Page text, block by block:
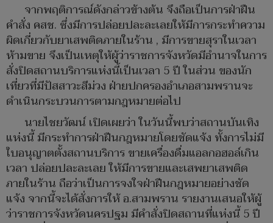
จากพฤติการณ์ดังกล่าวข้างต้น จึงถือเป็นการฝ่าฝืน
คำสั่ง คสช. ซึ่งมีการปล่อยปละละเลยให้มีการกระทำความ
ผิดเกี่ยวกับยาเสพติดภายในร้าน , มีการขายสุราในเวลา
ห้ามขาย จึงเป็นเหตุให้ผู้ว่าราชการจังหวัดมีอำนาจในการ
สั่งปิดสถานบริการแห่งนี้เป็นเวลา 5 ปี ในส่วน ของนัก
เที่ยวที่มีปัสสาวะสีม่วง ฝ่ายปกครองอำเภอสามพรานจะ
ดำเนินกระบวนการตามกฎหมายต่อไป
นายไชยวัฒน์ เปิดเผยว่า ในวันนี้พบว่าสถานบันเทิง
แห่งนี้ มีกระทำการฝ่าฝืนกฎหมายโดยชัดแจ้ง ทั้งการไม่มี
ใบอนุญาตตั้งสถานบริการ ขายเครื่องดื่มแอลกอฮอล์เกิน
เวลา ปล่อยปละละเลย ให้มีการขายและเสพยาเสพติด
ภายในร้าน ถือว่าเป็นการจงใจฝ่าฝืนกฎหมายอย่างชัด
แจ้ง จากนี้จะได้สั่งการให้ อ.สามพราน รายงานเสนอให้ผู้
ว่าราชการจังหวัดนครปฐม มีคำสั่งปิดสถานที่แห่งนี้ 5 ปี